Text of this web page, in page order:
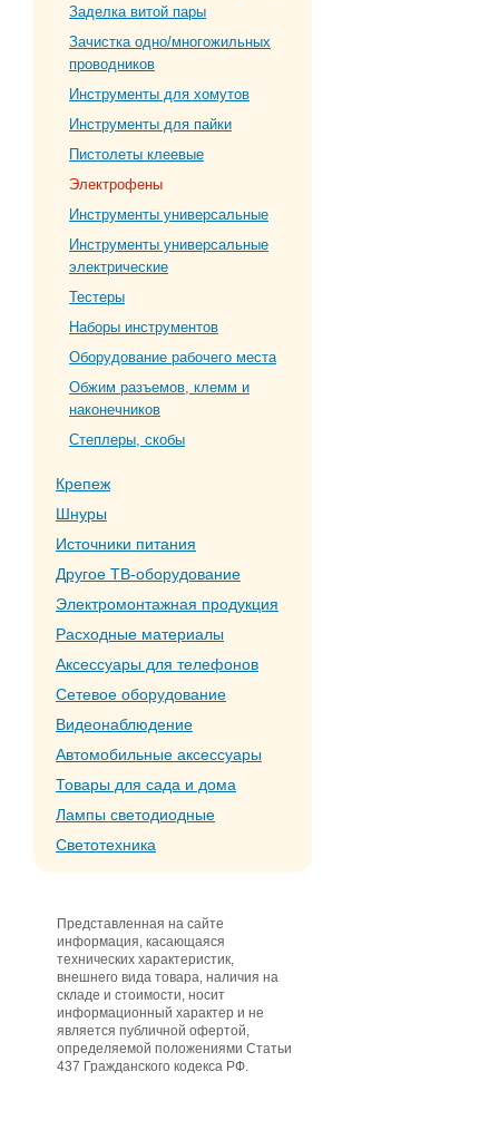
Заделка витой пары
Зачистка одно/многожильных
проводников
Инструменты для хомутов
Инструменты для пайки
Пистолеты клеевые
Электрофены
Инструменты универсальные
Инструменты универсальные
электрические
Тестеры
Наборы инструментов
Оборудование рабочего места
Обжим разъемов, клемм и
наконечников
Степлеры, скобы
Крепеж
Шнуры
Источники питания
Другое ТВ-оборудование
Электромонтажная продукция
Расходные материалы
Аксессуары для телефонов
Сетевое оборудование
Видеонаблюдение
Автомобильные аксессуары
Товары для сада и дома
Лампы светодиодные
Светотехника
Представленная на сайте
информация, касающаяся
технических характеристик,
внешнего вида товара, наличия на
складе и стоимости, носит
информационный характер и не
является публичной офертой,
определяемой положениями Статьи
437 Гражданского кодекса РФ.